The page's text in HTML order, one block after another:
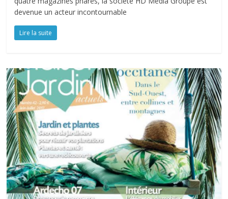
devenue un acteur incontournable
Lire la suite